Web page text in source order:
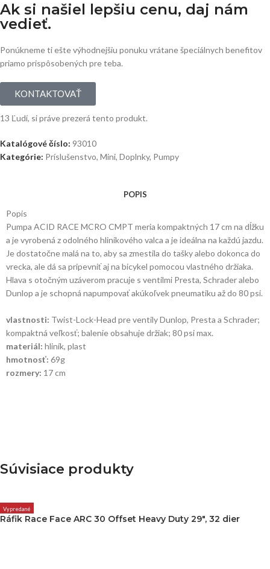
Ak si našiel lepšiu cenu, daj nám
vedieť.
Ponúkneme ti ešte výhodnejšiu ponuku vrátane špeciálnych benefitov
priamo prispôsobených pre teba.
KONTAKTOVAŤ
13 Ľudí, si práve prezerá tento produkt.
Katalógové číslo: 93010
Kategórie: Príslušenstvo, Mini, Doplnky, Pumpy
POPIS
Popis
Pumpa ACID RACE MCRO CMPT meria kompaktných 17 cm na dĺžku
a je vyrobená z odolného hliníkového valca a je ideálna na každú jazdu.
Je dostatočne malá na to, aby sa zmestila do tašky alebo dokonca do
vrecka, ale dá sa pripevniť aj na bicykel pomocou vlastného držiaka.
Hlava s otočným uzáverom pracuje s ventilmi Presta, Schrader alebo
Dunlop a je schopná napumpovať akúkoľvek pneumatiku až do 80 psi.
vlastnosti: Twist-Lock-Head pre ventily Dunlop, Presta a Schrader;
kompaktná veľkosť; balenie obsahuje držiak; 80 psi max.
materiál: hliník, plast
hmotnosť: 69g
rozmery: 17 cm
Súvisiace produkty
Vypredané
Ráfik Race Face ARC 30 Offset Heavy Duty 29″, 32 dier